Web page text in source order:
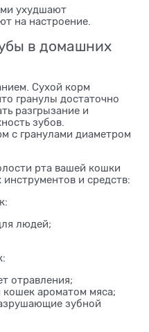
ухудшают
на настроение.
в домашних
Сухой корм
гранулы достаточно
разгрызание и
зубов.
с гранулами диаметром
рта вашей кошки
и средств:
людей;
отравления;
ароматом мяса;
зубной